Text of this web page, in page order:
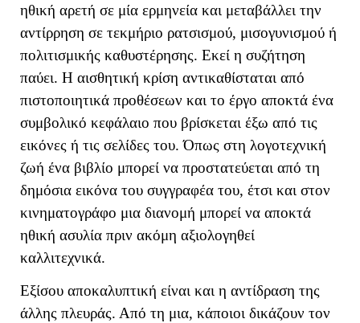
ηθική αρετή σε μία ερμηνεία και μεταβάλλει την
αντίρρηση σε τεκμήριο ρατσισμού, μισογυνισμού ή
πολιτισμικής καθυστέρησης. Εκεί η συζήτηση
παύει. Η αισθητική κρίση αντικαθίσταται από
πιστοποιητικά προθέσεων και το έργο αποκτά ένα
συμβολικό κεφάλαιο που βρίσκεται έξω από τις
εικόνες ή τις σελίδες του. Όπως στη λογοτεχνική
ζωή ένα βιβλίο μπορεί να προστατεύεται από τη
δημόσια εικόνα του συγγραφέα του, έτσι και στον
κινηματογράφο μια διανομή μπορεί να αποκτά
ηθική ασυλία πριν ακόμη αξιολογηθεί
καλλιτεχνικά.
Εξίσου αποκαλυπτική είναι και η αντίδραση της
άλλης πλευράς. Από τη μια, κάποιοι δικάζουν τον